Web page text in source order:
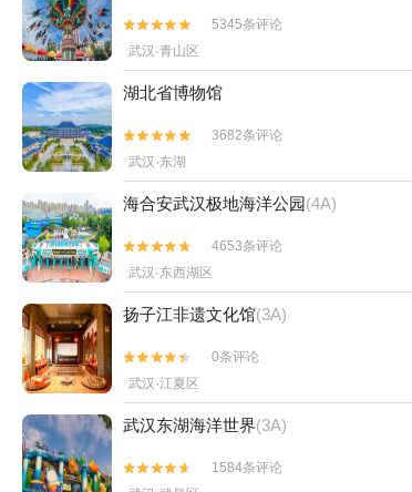


5345条评论
武汉·青山区
湖北省博物馆


3682条评论
武汉·东湖
海合安武汉极地海洋公园(4A)


4653条评论
武汉·东西湖区
扬子江非遗文化馆(3A)


0条评论
武汉·江夏区
武汉东湖海洋世界(3A)


1584条评论